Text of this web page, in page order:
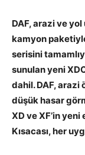
DAF, arazi ve
kamyon paketiyle
serisini
sunulan yeni
dahil. DAF,
düşük hasar
XD ve XF’in
Kısacası, her